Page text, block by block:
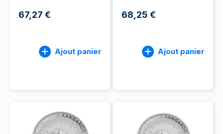
67,27 €
Ajout panier
68,25 €
Ajout panier